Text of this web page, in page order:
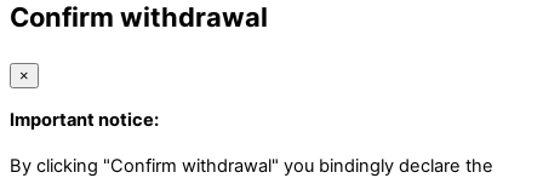
Confirm withdrawal
×
Important notice:
By clicking "Confirm withdrawal" you bindingly declare the